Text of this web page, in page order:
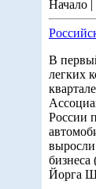
Начало
В
легких
России
Йорга